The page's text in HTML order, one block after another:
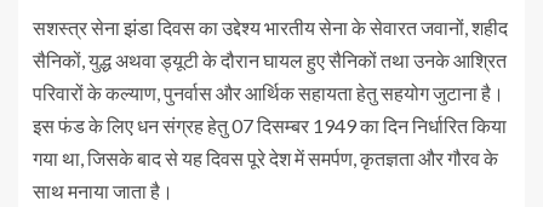
सशस्त्र सेना झंडा दिवस का उद्देश्य भारतीय सेना के सेवारत जवानों, शहीद
सैनिकों, युद्ध अथवा ड्यूटी के दौरान घायल हुए सैनिकों तथा उनके आश्रित
परिवारों के कल्याण, पुनर्वास और आर्थिक सहायता हेतु सहयोग जुटाना है।
इस फंड के लिए धन संग्रह हेतु 07 दिसम्बर 1949 का दिन निर्धारित किया
गया था, जिसके बाद से यह दिवस पूरे देश में समर्पण, कृतज्ञता और गौरव के
साथ मनाया जाता है।